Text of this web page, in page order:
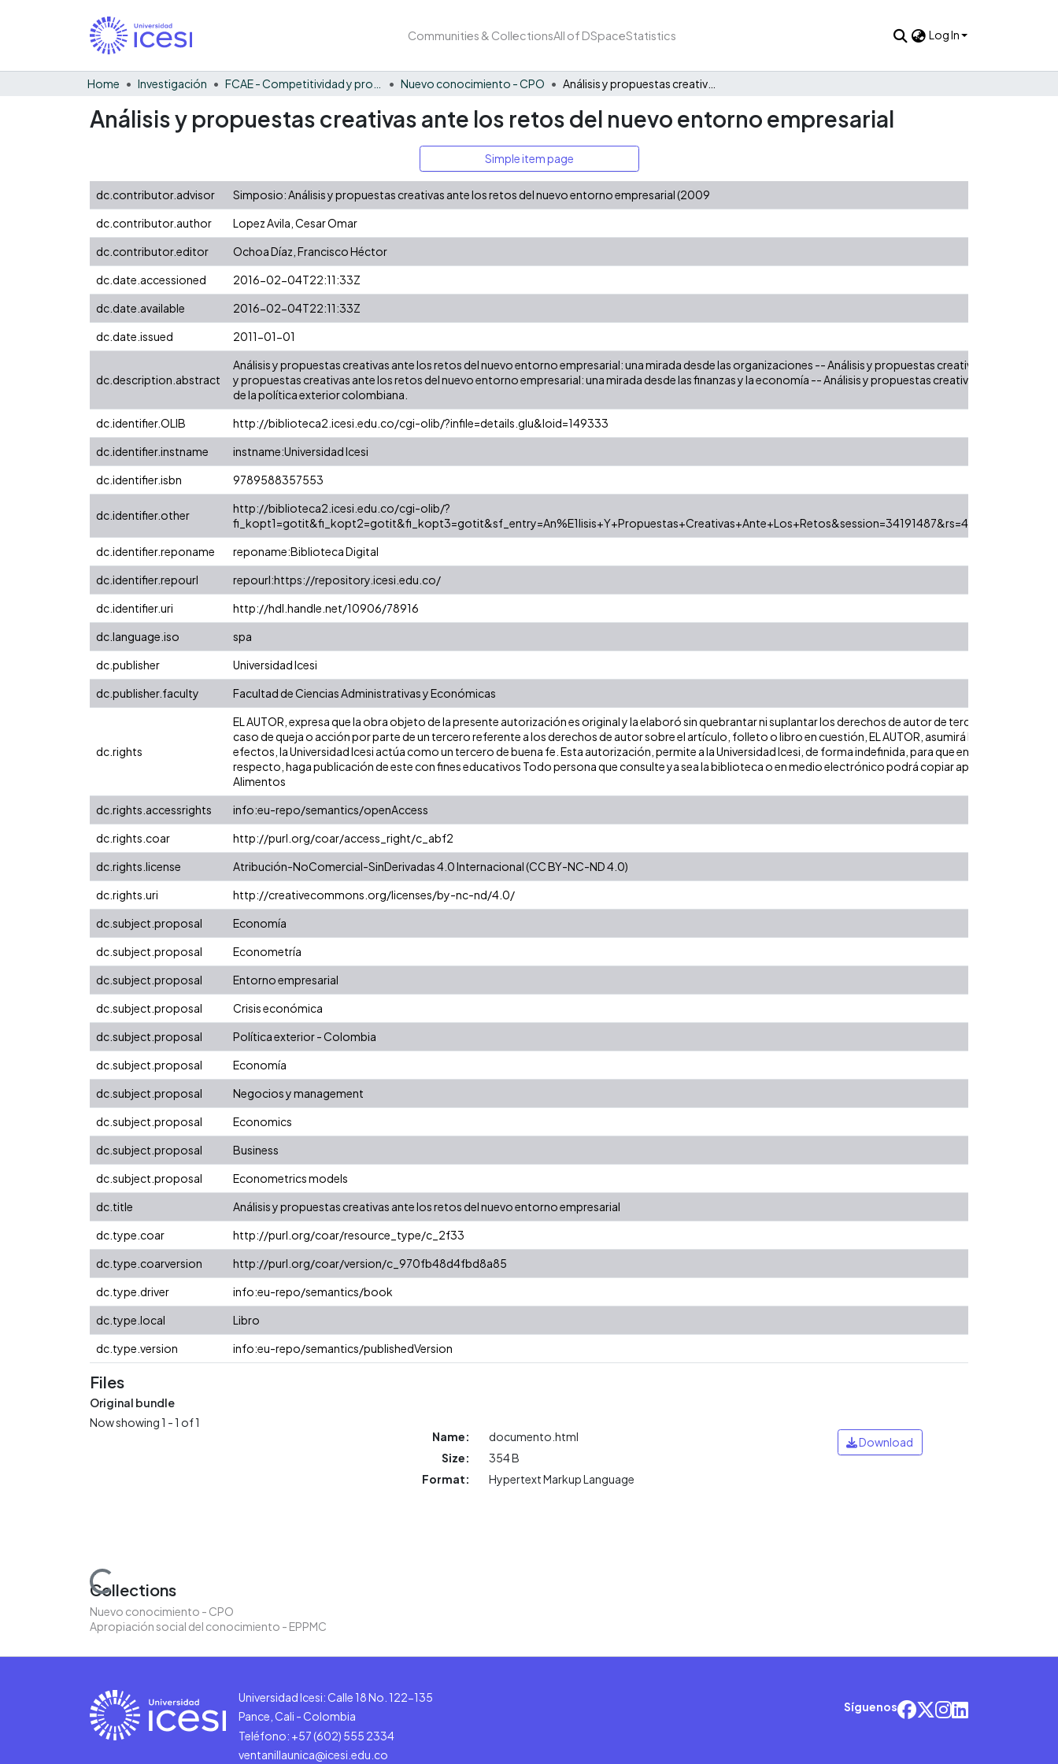
Communities & CollectionsAll of DSpaceStatistics Log In
Home Investigación Nuevo conocimiento - CPO
Análisis y propuestas creativas ante los retos del nuevo entorno empresarial
Simple item page
dc.contributor.advisor
Simposio: Análisis y propuestas creativas ante los retos del nuevo entorno empresarial (2009
dc.contributor.author
Lopez Avila, Cesar Omar
dc.contributor.editor
Ochoa Díaz, Francisco Héctor
dc.date.accessioned
2016-02-04T22:11:33Z
dc.date.available
2016-02-04T22:11:33Z
dc.date.issued
2011-01-01
dc.description.abstract
Análisis y propuestas creativas ante los retos del nuevo entorno empresarial: una mirada desde las organizaciones -- Análisis y propuestas creativas ante los
y propuestas creativas ante los retos del nuevo entorno empresarial: una mirada desde las finanzas y la economía -- Análisis y propuestas creativas ante los
de la política exterior colombiana.
dc.identifier.OLIB
http://biblioteca2.icesi.edu.co/cgi-olib/?infile=details.glu&loid=149333
dc.identifier.instname
instname:Universidad Icesi
dc.identifier.isbn
9789588357553
dc.identifier.other
http://biblioteca2.icesi.edu.co/cgi-olib/?
dc.identifier.reponame
reponame:Biblioteca Digital
dc.identifier.repourl
repourl:https://repository.icesi.edu.co/
dc.identifier.uri
http://hdl.handle.net/10906/78916
dc.language.iso
spa
dc.publisher
Universidad Icesi
dc.publisher.faculty
Facultad de Ciencias Administrativas y Económicas
dc.rights
EL AUTOR, expresa que la obra objeto de la presente autorización es original y la elaboró sin quebrantar ni suplantar los derechos de autor de terceros, y de tal
caso de queja o acción por parte de un tercero referente a los derechos de autor sobre el artículo, folleto o libro en cuestión, EL AUTOR, asumirá la
efectos, la Universidad Icesi actúa como un tercero de buena fe. Esta autorización, permite a la Universidad Icesi, de forma indefinida, para que en los términos
respecto, haga publicación de este con fines educativos Todo persona que consulte ya sea la biblioteca o en medio electrónico podrá copiar apartes del texto
Alimentos
dc.rights.accessrights
info:eu-repo/semantics/openAccess
dc.rights.coar
http://purl.org/coar/access_right/c_abf2
dc.rights.license
Atribución-NoComercial-SinDerivadas 4.0 Internacional (CC BY-NC-ND 4.0)
dc.rights.uri
http://creativecommons.org/licenses/by-nc-nd/4.0/
dc.subject.proposal
Economía
dc.subject.proposal
Econometría
dc.subject.proposal
Entorno empresarial
dc.subject.proposal
Crisis económica
dc.subject.proposal
Política exterior - Colombia
dc.subject.proposal
Economía
dc.subject.proposal
Negocios y management
dc.subject.proposal
Economics
dc.subject.proposal
Business
dc.subject.proposal
Econometrics models
dc.title
Análisis y propuestas creativas ante los retos del nuevo entorno empresarial
dc.type.coar
http://purl.org/coar/resource_type/c_2f33
dc.type.coarversion
http://purl.org/coar/version/c_970fb48d4fbd8a85
dc.type.driver
info:eu-repo/semantics/book
dc.type.local
Libro
dc.type.version
info:eu-repo/semantics/publishedVersion
Files
Original bundle
Now showing1 - 1 of 1
Loading...
Name:
documento.html
Size:
354 B
Format:
Hypertext Markup Language
Download
Collections
Nuevo conocimiento - CPO
Apropiación social del conocimiento - EPPMC
Universidad Icesi: Calle 18 No. 122-135
Pance, Cali - Colombia
Teléfono: +57 (602) 555 2334
ventanillaunica@icesi.edu.co
Síguenos